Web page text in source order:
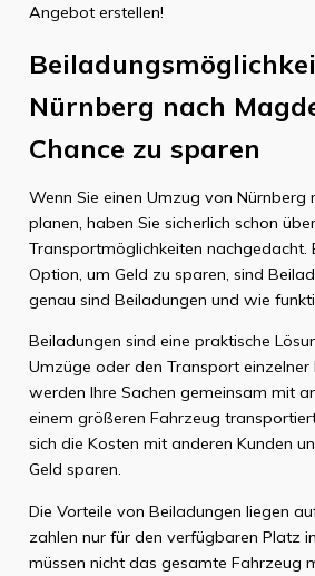
Angebot erstellen!
Nürnberg nach
Chance zu sparen
Wenn Sie einen Umzug von Nürnberg
planen, haben Sie sicherlich schon
Transportmöglichkeiten nachgedacht.
Option, um Geld zu sparen, sind
genau sind Beiladungen und wie
Beiladungen sind eine praktische
Umzüge oder den Transport einzelner
werden Ihre Sachen gemeinsam mit
einem größeren Fahrzeug
sich die Kosten mit anderen Kunden
Geld sparen.
Die Vorteile von Beiladungen liegen
zahlen nur für den verfügbaren Platz
müssen nicht das gesamte Fahrzeug